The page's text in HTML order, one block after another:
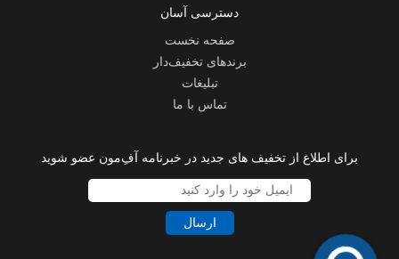
دسترسی آسان
صفحه نخست
برندهای تخفیف‌دار
تبلیغات
تماس با ما
برای اطلاع از تخفیف های جدید در خبرنامه آفِ‌مون عضو شوید
ارسال